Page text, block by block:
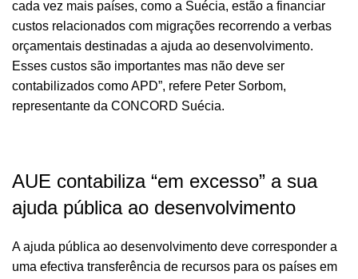
cada vez mais países, como a Suécia, estão a financiar
custos relacionados com migrações recorrendo a verbas
orçamentais destinadas a ajuda ao desenvolvimento.
Esses custos são importantes mas não deve ser
contabilizados como APD”, refere Peter Sorbom,
representante da CONCORD Suécia.
AUE contabiliza “em excesso” a sua
ajuda pública ao desenvolvimento
A ajuda pública ao desenvolvimento deve corresponder a
uma efectiva transferência de recursos para os países em